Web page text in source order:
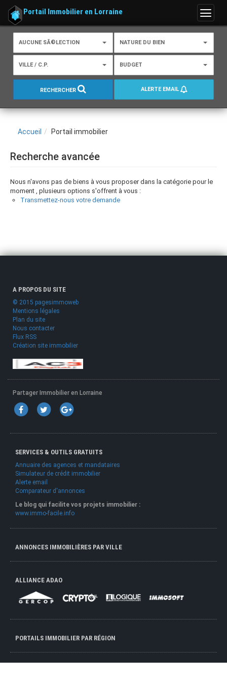
Menu
Portail Immobilier en Lorraine
AUCUNE SÃ©LECTION NATURE DU BIEN
VILLE / C.P. BUDGET
RECHERCHER ALERTE EMAIL
Accueil Portail immobilier
Recherche avancée
Nous n'avons pas de biens à vous proposer dans la catégorie pour le
moment , plusieurs options s'offrent à vous :
Transmettez-nous votre demande
A PROPOS DU SITE
© 2015 pagesimmoweb
Mentions légales
Plan du site
Nous contacter
Flux RSS
Création site immobilier
Partager Immobilier en Lorraine
SERVICES & OUTILS GRATUITS
Annuaire des agences et mandataires
Simulateur de crédit immobilier
Alerte email
Comparateur d'annonces
Le blog qui facilite vos projets immobilier :
www.immo-facile.info
ANNONCES IMMOBILIÈRES PAR VILLE
ALLIANCE ADAO
PORTAILS IMMOBILIER PAR RÉGION